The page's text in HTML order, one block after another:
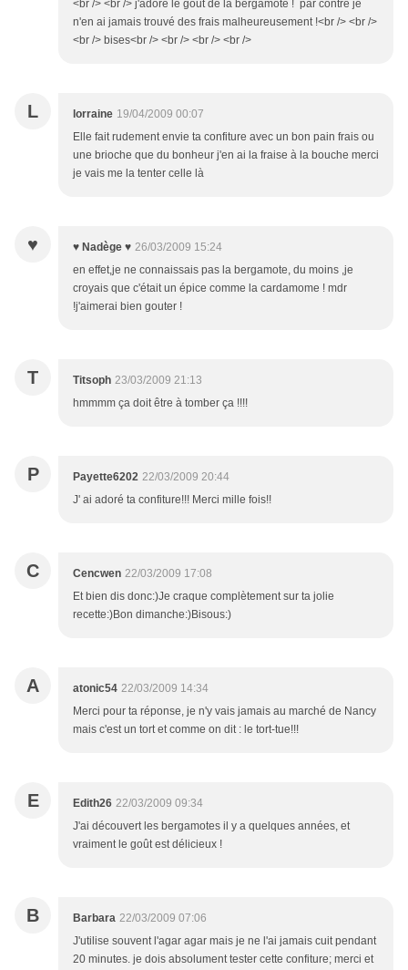
<br /> <br /> j'adore le gout de la bergamote ! par contre je
n'en ai jamais trouvé des frais malheureusement !<br /> <br />
<br /> bises<br /> <br /> <br /> <br />
L lorraine 19/04/2009 00:07
Elle fait rudement envie ta confiture avec un bon pain frais ou
une brioche que du bonheur j'en ai la fraise à la bouche merci
je vais me la tenter celle là
♥ ♥ Nadège ♥ 26/03/2009 15:24
en effet,je ne connaissais pas la bergamote, du moins ,je
croyais que c'était un épice comme la cardamome ! mdr
!j'aimerai bien gouter !
T Titsoph 23/03/2009 21:13
hmmmm ça doit être à tomber ça !!!!
P Payette6202 22/03/2009 20:44
J' ai adoré ta confiture!!! Merci mille fois!!
C Cencwen 22/03/2009 17:08
Et bien dis donc:)Je craque complètement sur ta jolie
recette:)Bon dimanche:)Bisous:)
A atonic54 22/03/2009 14:34
Merci pour ta réponse, je n'y vais jamais au marché de Nancy
mais c'est un tort et comme on dit : le tort-tue!!!
E Edith26 22/03/2009 09:34
J'ai découvert les bergamotes il y a quelques années, et
vraiment le goût est délicieux !
B Barbara 22/03/2009 07:06
J'utilise souvent l'agar agar mais je ne l'ai jamais cuit pendant
20 minutes. je dois absolument tester cette confiture; merci et